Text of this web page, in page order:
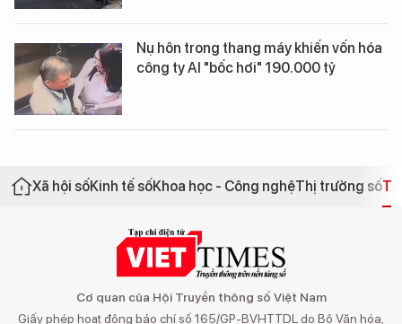
Nụ hôn trong thang máy khiến vốn hóa
công ty AI "bốc hơi" 190.000 tỷ
Xã hội sốKinh tế sốKhoa học - Công nghệThị trường số
Cơ quan của Hội Truyền thông số Việt Nam
Giấy phép hoạt động báo chí số 165/GP-BVHTTDL do Bộ Văn hóa,